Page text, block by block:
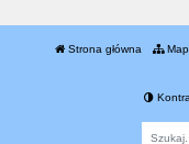
Strona główna